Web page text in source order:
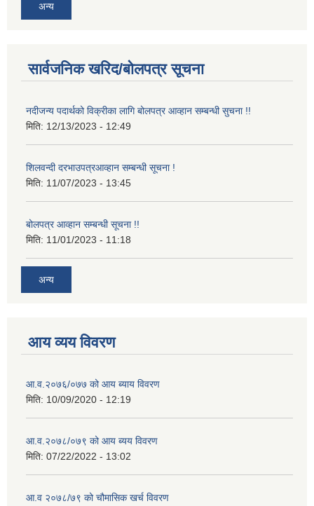
अन्य
सार्वजनिक खरिद/बोलपत्र सूचना
नदीजन्य पदार्थको विक्रीका लागि बोलपत्र आव्हान सम्बन्धी सुचना !!
मिति: 12/13/2023 - 12:49
शिलवन्दी दरभाउपत्रआव्हान सम्बन्धी सूचना !
मिति: 11/07/2023 - 13:45
बोलपत्र आव्हान सम्बन्धी सूचना !!
मिति: 11/01/2023 - 11:18
अन्य
आय व्यय विवरण
आ.व.२०७६/०७७ को आय ब्याय विवरण
मिति: 10/09/2020 - 12:19
आ.व.२०७८/०७९ को आय ब्यय विवरण
मिति: 07/22/2022 - 13:02
आ.व २०७८/७९ को चौमासिक खर्च विवरण